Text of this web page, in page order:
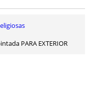
PARA EXTERIOR